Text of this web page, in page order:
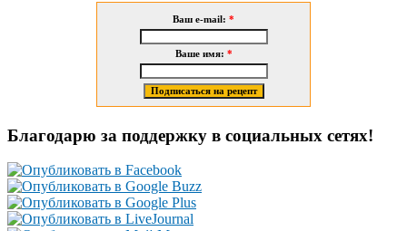
Ваш e-mail: *
Ваше имя: *
Благодарю за поддержку в социальных сетях!